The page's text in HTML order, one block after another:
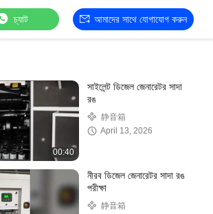
চ্যাট আমাদের সাথে যোগাযোগ করুন
00:40
সাইলেন্ট ডিজেল জেনারেটর সাদা
রঙ
静音箱
April 13, 2026
নীরব ডিজেল জেনারেটর সাদা রঙ
পরীক্ষা
静音箱